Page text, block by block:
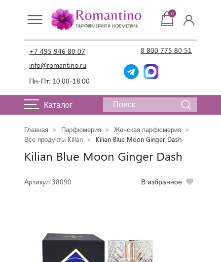
+7 495 946 80 07
info@romantino.ru
Пн-Пт: 10:00-18:00
8 800 775 80 51
0
Каталог
Главная Парфюмерия
Женская парфюмерия
Все продукты Kilian
Kilian Blue Moon Ginger Dash
Kilian Blue Moon Ginger Dash
Артикул 38090 В избранное